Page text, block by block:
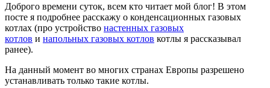
Доброго времени суток, всем кто читает мой блог! В этом
посте я подробнее расскажу о конденсационных газовых
котлах (про устройство настенных газовых
котлов и напольных газовых котлов котлы я рассказывал
ранее).
На данный момент во многих странах Европы разрешено
устанавливать только такие котлы.